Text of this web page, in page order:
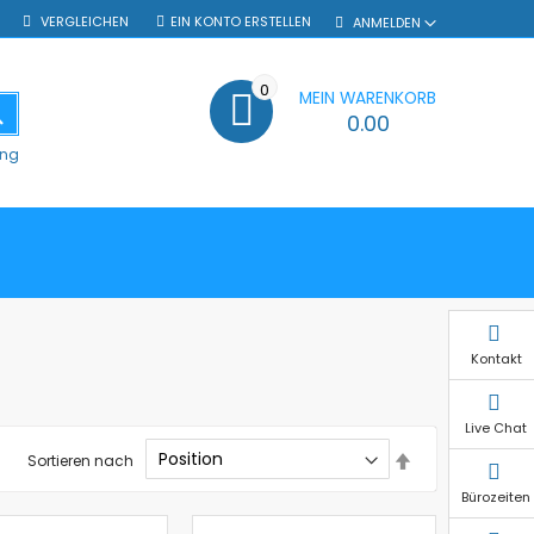
VERGLEICHEN ANMELDEN
EIN KONTO ERSTELLEN
MEIN WARENKORB
0.00
0
Sortieren nach
absteigender
Reihenfolge
Kontakt
Live Chat
Bürozeiten